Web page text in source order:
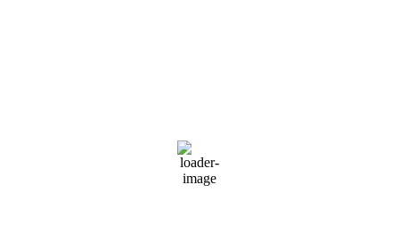
88 %
1020 mb
4 mph
Rafală vânturi: